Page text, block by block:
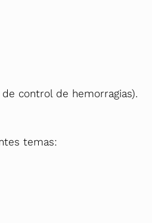
control de hemorragias).
temas: